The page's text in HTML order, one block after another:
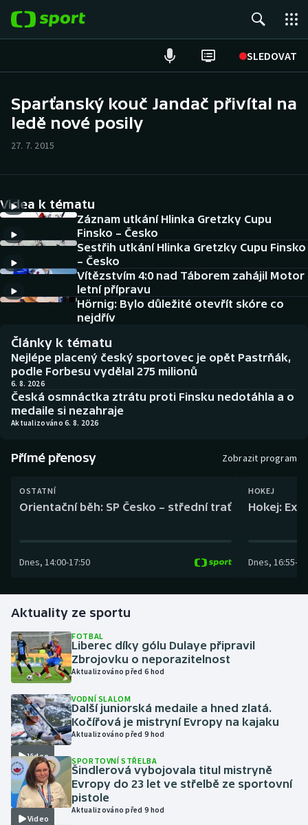
SLEDOVAT
Hokej
Cyklistika
DALŠÍ SPORTY
Americký fotbal
Baseball a softbal
Basketbal
Biatlon
Boby a skeleton
Box
Curling
Golf
Gymnastika
Házená
Jezdectví
Judo
Krasobruslení
Lezení
NEPŘEHLÉDNĚTE
Historické návraty
Aplikace ČT sport
AZ kvíz
Sparťanský kouč Jandač přivítal na
ledě nové posily
27. 7. 2015
Videa k tématu
Záznam utkání Hlinka Gretzky Cupu
Finsko – Česko
Sestřih utkání Hlinka Gretzky Cupu Finsko
– Česko
Vítězstvím 4:0 nad Táborem zahájil Motor
letní přípravu
Hörnig: Bylo důležité otevřít skóre co
nejdřív
Články k tématu
Nejlépe placený český sportovec je opět Pastrňák,
podle Forbesu vydělal 275 milionů
6. 8. 2026
Česká osmnáctka ztrátu proti Finsku nedotáhla a o
medaile si nezahraje
Aktualizováno 6. 8. 2026
Přímé přenosy Zobrazit program
OSTATNÍ
Orientační běh: SP Česko – střední trať
Dnes, 14:00-17:50
HOKEJ
Hokej:
Dnes, 16:55-
Aktuality ze sportu
FOTBAL
Liberec díky gólu Dulaye připravil
Zbrojovku o neporazitelnost
Aktualizováno před 6 hod
Video
VODNÍ SLALOM
Další juniorská medaile a hned zlatá.
Kočířová je mistryní Evropy na kajaku
Aktualizováno před 9 hod
Video
SPORTOVNÍ STŘELBA
Šindlerová vybojovala titul mistryně
Evropy do 23 let ve střelbě ze sportovní
pistole
Aktualizováno před 9 hod